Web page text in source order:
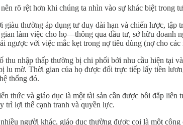
rõ rệt hơn khi chúng ta nhìn vào sự khác biệt trong
giàu thường áp dụng tư duy dài hạn và chiến lược, tập
làm việc cho họ—thông qua đầu tư, sở hữu doanh
ngược với việc mắc kẹt trong nợ tiêu dùng (nợ cho các
thu nhập thấp thường bị chi phối bởi nhu cầu hiện tại
lu mờ. Thời gian của họ được đổi trực tiếp lấy tiền
thống đó.
thức và giáo dục là một tài sản cần được bồi đắp
trì lợi thế cạnh tranh và quyền lực.
người khác, giáo dục thường được coi là một